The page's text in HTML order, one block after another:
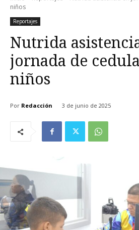
niños
Reportajes
Nutrida
jornada de
niños
Por Redacción 3 de junio de 2025